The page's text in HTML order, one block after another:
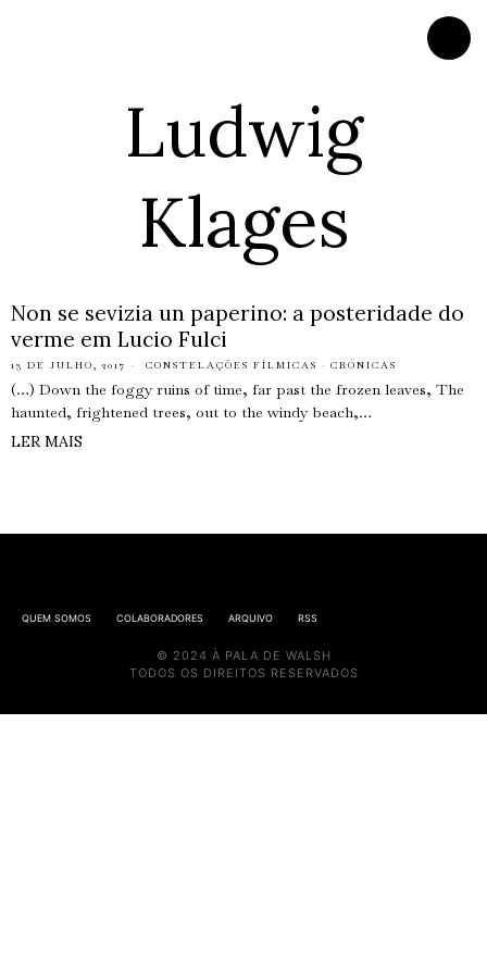
Ludwig
Klages
Non se sevizia un paperino: a posteridade do
verme em Lucio Fulci
13 DE JULHO, 2017 CONSTELAÇÕES FÍLMICAS · CRÓNICAS
(…) Down the foggy ruins of time, far past the frozen leaves, The
haunted, frightened trees, out to the windy beach,…
LER MAIS
QUEM SOMOS COLABORADORES ARQUIVO RSS
© 2024 À PALA DE WALSH
TODOS OS DIREITOS RESERVADOS